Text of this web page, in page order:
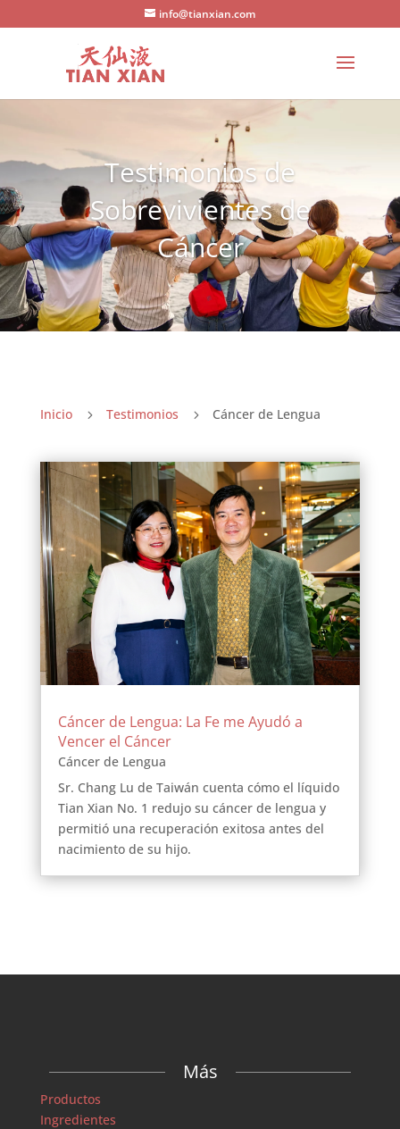
info@tianxian.com
Testimonios de
Sobrevivientes de
Cáncer
Inicio 5 Testimonios 5 Cáncer de Lengua
Cáncer de Lengua: La Fe me Ayudó a
Vencer el Cáncer
Cáncer de Lengua
Sr. Chang Lu de Taiwán cuenta cómo el líquido
Tian Xian No. 1 redujo su cáncer de lengua y
permitió una recuperación exitosa antes del
nacimiento de su hijo.
Más
Productos
Ingredientes